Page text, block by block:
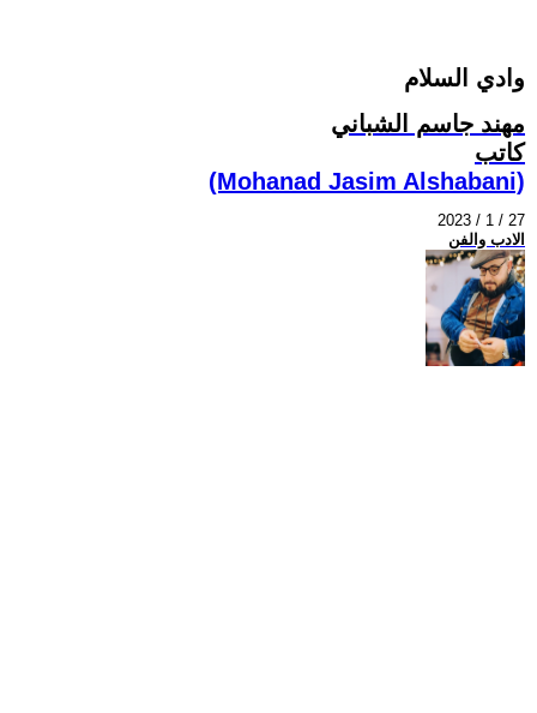
وادي السلام
مهند جاسم الشباني
كاتب
(Mohanad Jasim Alshabani)
2023 / 1 / 27
الادب والفن